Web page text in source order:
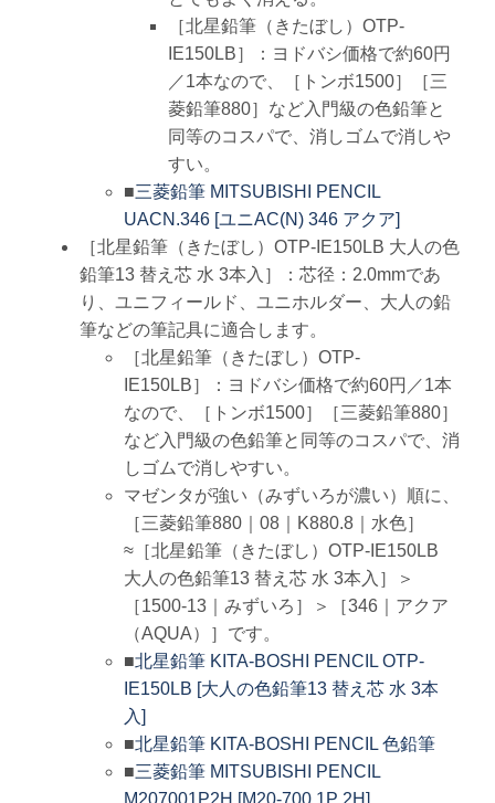
［北星鉛筆（きたぼし）OTP-
IE150LB］：ヨドバシ価格で約60円
／1本なので、［トンボ1500］［三
菱鉛筆880］など入門級の色鉛筆と
同等のコスパで、消しゴムで消しや
すい。
■三菱鉛筆 MITSUBISHI PENCIL
UACN.346 [ユニAC(N) 346 アクア]
［北星鉛筆（きたぼし）OTP-IE150LB 大人の色
鉛筆13 替え芯 水 3本入］：芯径：2.0mmであ
り、ユニフィールド、ユニホルダー、大人の鉛
筆などの筆記具に適合します。
［北星鉛筆（きたぼし）OTP-
IE150LB］：ヨドバシ価格で約60円／1本
なので、［トンボ1500］［三菱鉛筆880］
など入門級の色鉛筆と同等のコスパで、消
しゴムで消しやすい。
マゼンタが強い（みずいろが濃い）順に、
［三菱鉛筆880｜08｜K880.8｜水色］
≈［北星鉛筆（きたぼし）OTP-IE150LB
大人の色鉛筆13 替え芯 水 3本入］＞
［1500-13｜みずいろ］＞［346｜アクア
（AQUA）］です。
■北星鉛筆 KITA-BOSHI PENCIL OTP-
IE150LB [大人の色鉛筆13 替え芯 水 3本
入]
■北星鉛筆 KITA-BOSHI PENCIL 色鉛筆
■三菱鉛筆 MITSUBISHI PENCIL
M207001P2H [M20-700 1P 2H]